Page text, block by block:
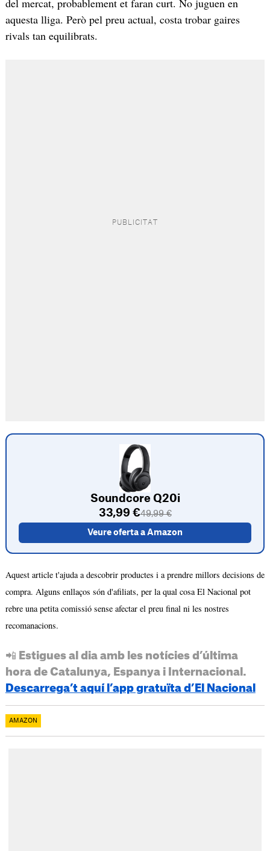
aquesta lliga. Però pel preu actual, costa trobar gaires
rivals tan equilibrats.
Soundcore Q20i
33,99 €49,99 €
Veure oferta a Amazon
Aquest article t'ajuda a descobrir productes i a prendre millors decisions de
compra. Alguns enllaços són d'afiliats, per la qual cosa El Nacional pot
rebre una petita comissió sense afectar el preu final ni les nostres
recomanacions.
📲 Estigues al dia amb les notícies d’última
hora de Catalunya, Espanya i Internacional.
Descarrega’t aquí l’app gratuïta d’El Nacional
AMAZON